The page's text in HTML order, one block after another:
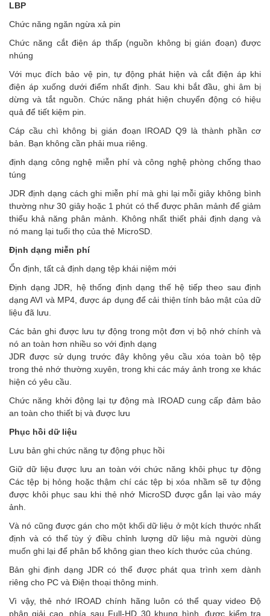
LBP
Chức năng ngăn ngừa xả pin
Chức năng cắt điện áp thấp (nguồn không bị gián đoạn) được
nhúng
Với mục đích bảo vệ pin, tự động phát hiện và cắt điện áp khi
điện áp xuống dưới điểm nhất định. Sau khi bắt đầu, ghi âm bị
dừng và tắt nguồn. Chức năng phát hiện chuyển động có hiệu
quả để tiết kiệm pin.
Cáp cầu chì không bị gián đoạn IROAD Q9 là thành phần cơ
bản. Bạn không cần phải mua riêng.
định dạng công nghệ miễn phí và công nghệ phòng chống thao
túng
JDR định dạng cách ghi miễn phí mà ghi lại mỗi giây không bình
thường như 30 giây hoặc 1 phút có thể được phân mảnh để giảm
thiểu khả năng phân mảnh. Không nhất thiết phải định dạng và
nó mang lại tuổi thọ của thẻ MicroSD.
Định dạng miễn phí
Ổn định, tất cả định dạng tệp khái niệm mới
Định dạng JDR, hệ thống định dạng thế hệ tiếp theo sau định
dạng AVI và MP4, được áp dụng để cải thiện tính bảo mật của dữ
liệu đã lưu.
Các bản ghi được lưu tự động trong một đơn vị bộ nhớ chính và
nó an toàn hơn nhiều so với định dạng
JDR được sử dụng trước đây không yêu cầu xóa toàn bộ tệp
trong thẻ nhớ thường xuyên, trong khi các máy ảnh trong xe khác
hiện có yêu cầu.
Chức năng khởi động lại tự động mà IROAD cung cấp đảm bảo
an toàn cho thiết bị và được lưu
Phục hồi dữ liệu
Lưu bản ghi chức năng tự động phục hồi
Giữ dữ liệu được lưu an toàn với chức năng khôi phục tự động
Các tệp bị hỏng hoặc thậm chí các tệp bị xóa nhầm sẽ tự động
được khôi phục sau khi thẻ nhớ MicroSD được gắn lại vào máy
ảnh.
Và nó cũng được gán cho một khối dữ liệu ở một kích thước nhất
định và có thể tùy ý điều chỉnh lượng dữ liệu mà người dùng
muốn ghi lại để phân bổ không gian theo kích thước của chúng.
Bản ghi định dạng JDR có thể được phát qua trình xem dành
riêng cho PC và Điện thoại thông minh.
Vì vậy, thẻ nhớ IROAD chính hãng luôn có thể quay video Độ
phân giải cao, phía sau Full-HD 30 khung hình, được kiểm tra